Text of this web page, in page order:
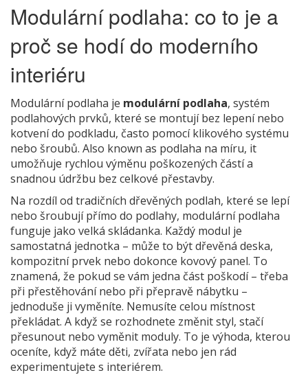
Modulární podlaha: co to je a
proč se hodí do moderního
interiéru
Modulární podlaha je modulární podlaha, systém
podlahových prvků, které se montují bez lepení nebo
kotvení do podkladu, často pomocí klikového systému
nebo šroubů. Also known as podlaha na míru, it
umožňuje rychlou výměnu poškozených částí a
snadnou údržbu bez celkové přestavby.
Na rozdíl od tradičních dřevěných podlah, které se lepí
nebo šroubují přímo do podlahy, modulární podlaha
funguje jako velká skládanka. Každý modul je
samostatná jednotka – může to být dřevěná deska,
kompozitní prvek nebo dokonce kovový panel. To
znamená, že pokud se vám jedna část poškodí – třeba
při přestěhování nebo při přepravě nábytku –
jednoduše ji vyměníte. Nemusíte celou místnost
překládat. A když se rozhodnete změnit styl, stačí
přesunout nebo vyměnit moduly. To je výhoda, kterou
oceníte, když máte děti, zvířata nebo jen rád
experimentujete s interiérem.